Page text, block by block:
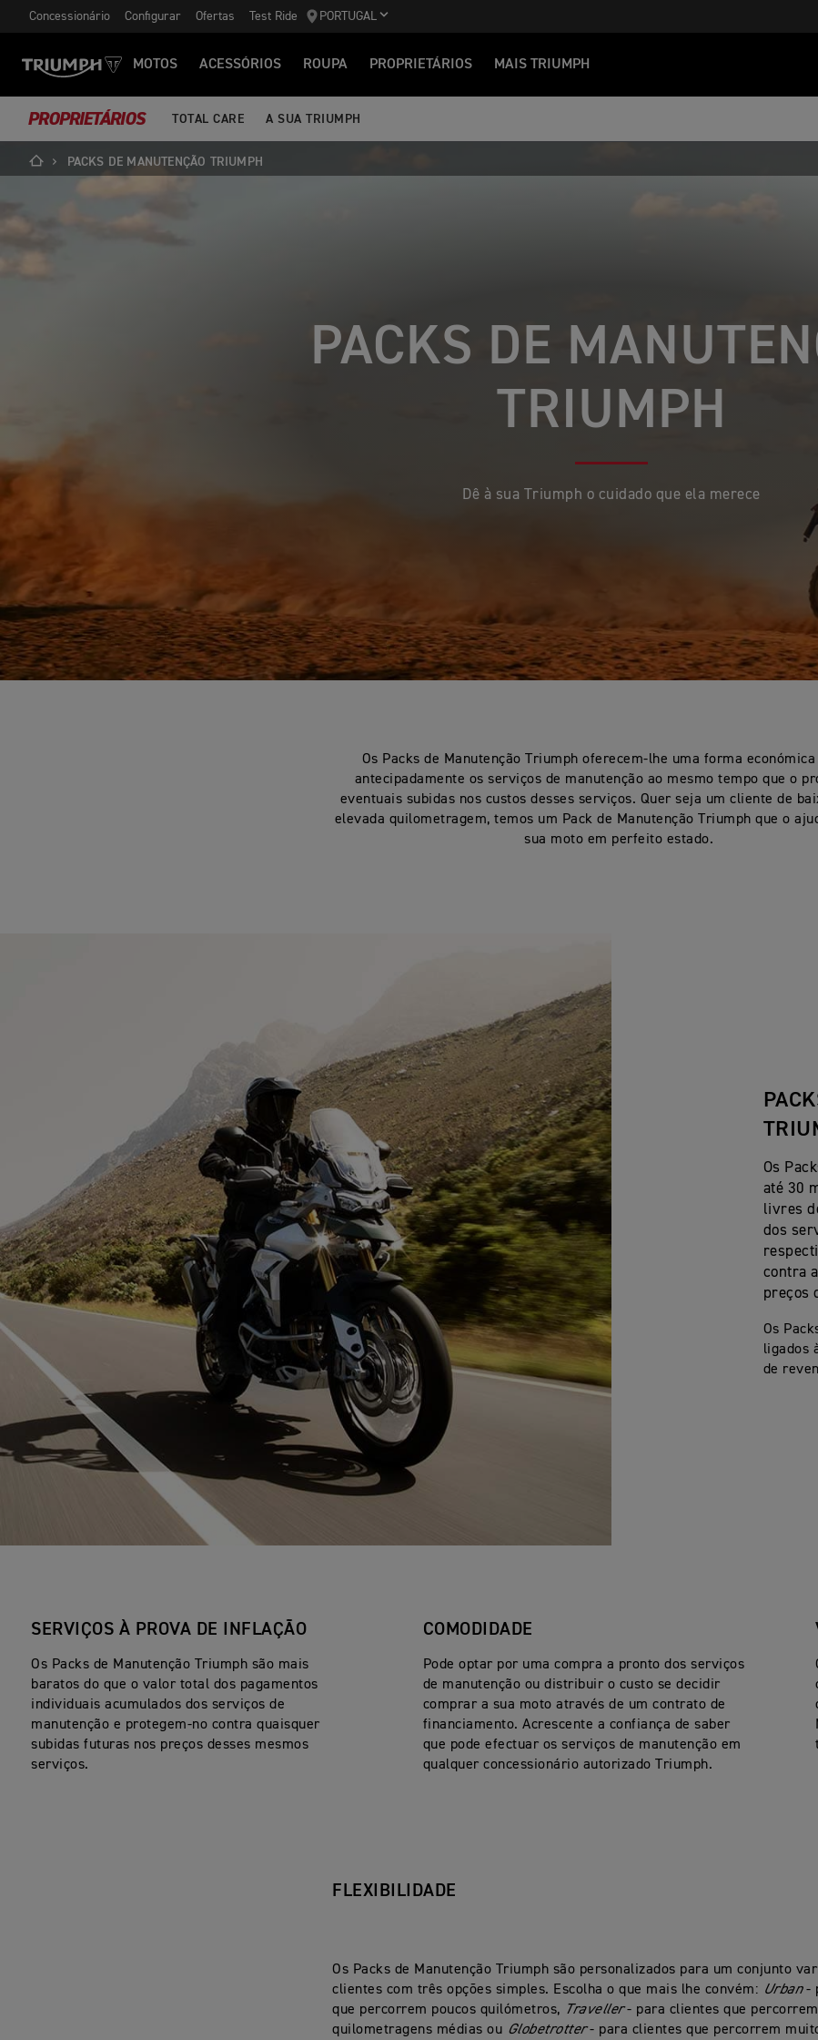
Concessionário Configurar Ofertas Test Ride PORTUGAL
MOTOS ACESSÓRIOS ROUPA PROPRIETÁRIOS MAIS TRIUMPH
PROPRIETÁRIOS TOTAL CARE A SUA TRIUMPH
PACKS DE MANUTENÇÃO TRIUMPH
PACKS DE
TRIUMPH
Dê à sua Triumph o cuidado que ela merece
Os Packs de Manutenção Triumph oferecem-lhe uma forma
antecipadamente os serviços de manutenção ao mesmo tempo que o
eventuais subidas nos custos desses serviços. Quer seja um cliente de
elevada quilometragem, temos um Pack de Manutenção Triumph que o
sua moto em perfeito estado.
Os
até 30
livres
dos
contra
preços
Os
ligados
de
SERVIÇOS À PROVA DE INFLAÇÃO
Os Packs de Manutenção Triumph são mais
baratos do que o valor total dos pagamentos
individuais acumulados dos serviços de
manutenção e protegem-no contra quaisquer
subidas futuras nos preços desses mesmos
serviços.
COMODIDADE
Pode optar por uma compra a pronto dos serviços
de manutenção ou distribuir o custo se decidir
comprar a sua moto através de um contrato de
financiamento. Acrescente a confiança de saber
que pode efectuar os serviços de manutenção em
qualquer concessionário autorizado Triumph.
FLEXIBILIDADE
Os Packs de Manutenção Triumph são personalizados para um conjunto
clientes com três opções simples. Escolha o que mais lhe convém: Urban-
que percorrem poucos quilómetros, Traveller- para clientes que percorrem
quilometragens médias ou Globetrotter- para clientes que percorrem